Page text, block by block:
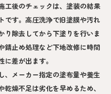
工後のチェックは、塗装の結果
です。高圧洗浄で旧塗膜や汚れ
り除去してから下塗りを行いま
錆止め処理など下地改修に時間
差が出ます。
、メーカー指定の塗布量や養生
燥不足は劣化を早めるため、